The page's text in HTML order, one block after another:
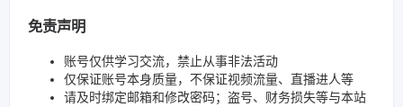
免责声明
账号仅供学习交流，禁止从事非法活动
仅保证账号本身质量，不保证视频流量、直播进人等
请及时绑定邮箱和修改密码；盗号、财务损失等与本站